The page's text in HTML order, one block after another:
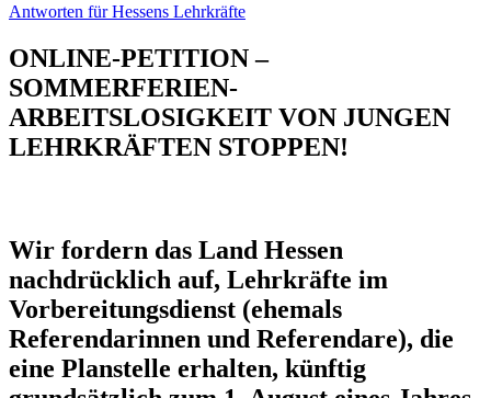
Antworten für Hessens Lehrkräfte
ONLINE-PETITION –
SOMMERFERIEN-
ARBEITSLOSIGKEIT VON JUNGEN
LEHRKRÄFTEN STOPPEN!
Wir fordern das Land Hessen
nachdrücklich auf, Lehrkräfte im
Vorbereitungsdienst (ehemals
Referendarinnen und Referendare), die
eine Planstelle erhalten, künftig